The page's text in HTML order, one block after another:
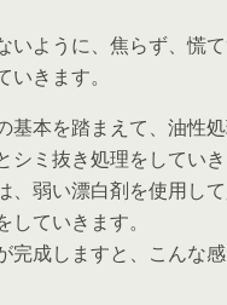
いように、焦らず、慌
きます。
基本を踏まえて、油性
シミ抜き処理をしていき
、弱い漂白剤を使用し
ていきます。
完成しますと、こんな